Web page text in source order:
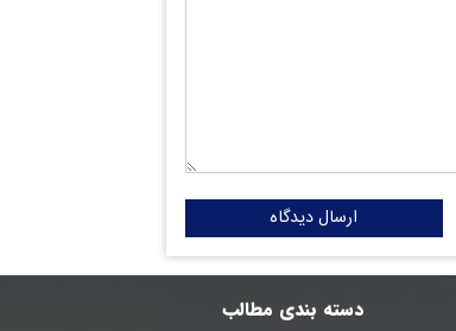
ارسال دیدگاه
دسته بندی مطالب